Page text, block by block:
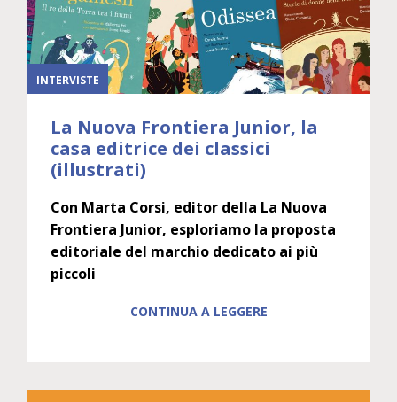
INTERVISTE
La Nuova Frontiera Junior, la
casa editrice dei classici
(illustrati)
Con Marta Corsi, editor della La Nuova
Frontiera Junior, esploriamo la proposta
editoriale del marchio dedicato ai più
piccoli
CONTINUA A LEGGERE